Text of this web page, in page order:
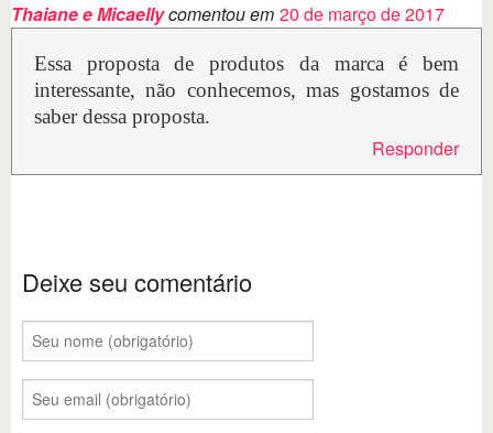
Thaiane e Micaellycomentou em 20 de março de 2017
Essa proposta de produtos da marca é bem
interessante, não conhecemos, mas gostamos de
saber dessa proposta.
Responder
Deixe seu comentário